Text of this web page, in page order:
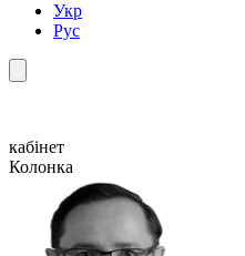
Укр
Рус
кабінет
Колонка